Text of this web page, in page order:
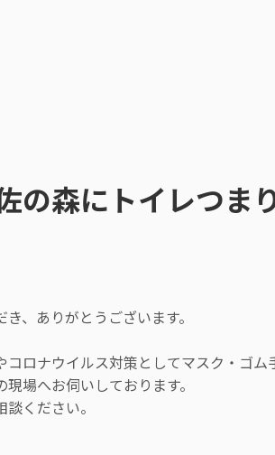
の森にトイレつま
、ありがとうございます。
ロナウイルス対策としてマスク・ゴ
場へお伺いしております。
ください。